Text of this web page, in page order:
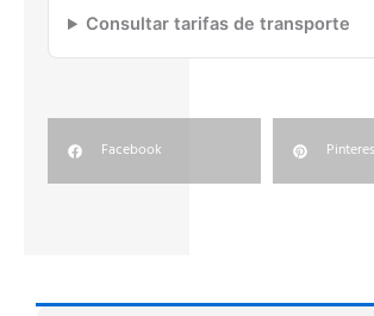
Consultar tarifas de transporte
Facebook